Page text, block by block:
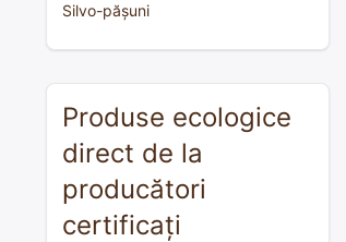
Silvo-pășuni
Produse ecologice
direct de la
producători
certificați